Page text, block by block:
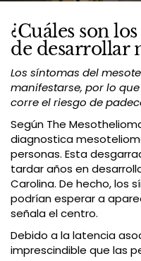
¿Cuáles son
de desarrollar
Los síntomas del
manifestarse, por lo
corre el riesgo de
Según The
diagnostica
personas. Esta
tardar años en
Carolina. De hecho, los
podrían esperar a
señala el centro.
Debido a la latencia
imprescindible que las